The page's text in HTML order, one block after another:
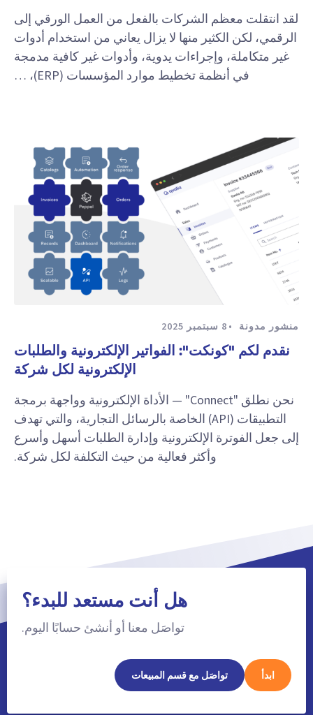
لقد انتقلت معظم الشركات بالفعل من العمل الورقي إلى
الرقمي، لكن الكثير منها لا يزال يعاني من استخدام أدوات
غير متكاملة، وإجراءات يدوية، وأدوات غير كافية مدمجة
في أنظمة تخطيط موارد المؤسسات (ERP)، …
منشور مدونة 8 سبتمبر 2025
نقدم لكم "كونكت": الفواتير الإلكترونية والطلبات
الإلكترونية لكل شركة
نحن نطلق "Connect" — الأداة الإلكترونية وواجهة برمجة
التطبيقات (API) الخاصة بالرسائل التجارية، والتي تهدف
إلى جعل الفوترة الإلكترونية وإدارة الطلبات أسهل وأسرع
وأكثر فعالية من حيث التكلفة لكل شركة.
هل أنت مستعد للبدء؟
تواصَل معنا أو أنشئ حسابًا اليوم.
ابدأ تواصَل مع قسم المبيعات